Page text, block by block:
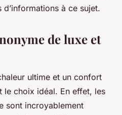
à ce sujet.
de luxe et
ultime et un confort
le choix idéal. En effet, les
sont incroyablement